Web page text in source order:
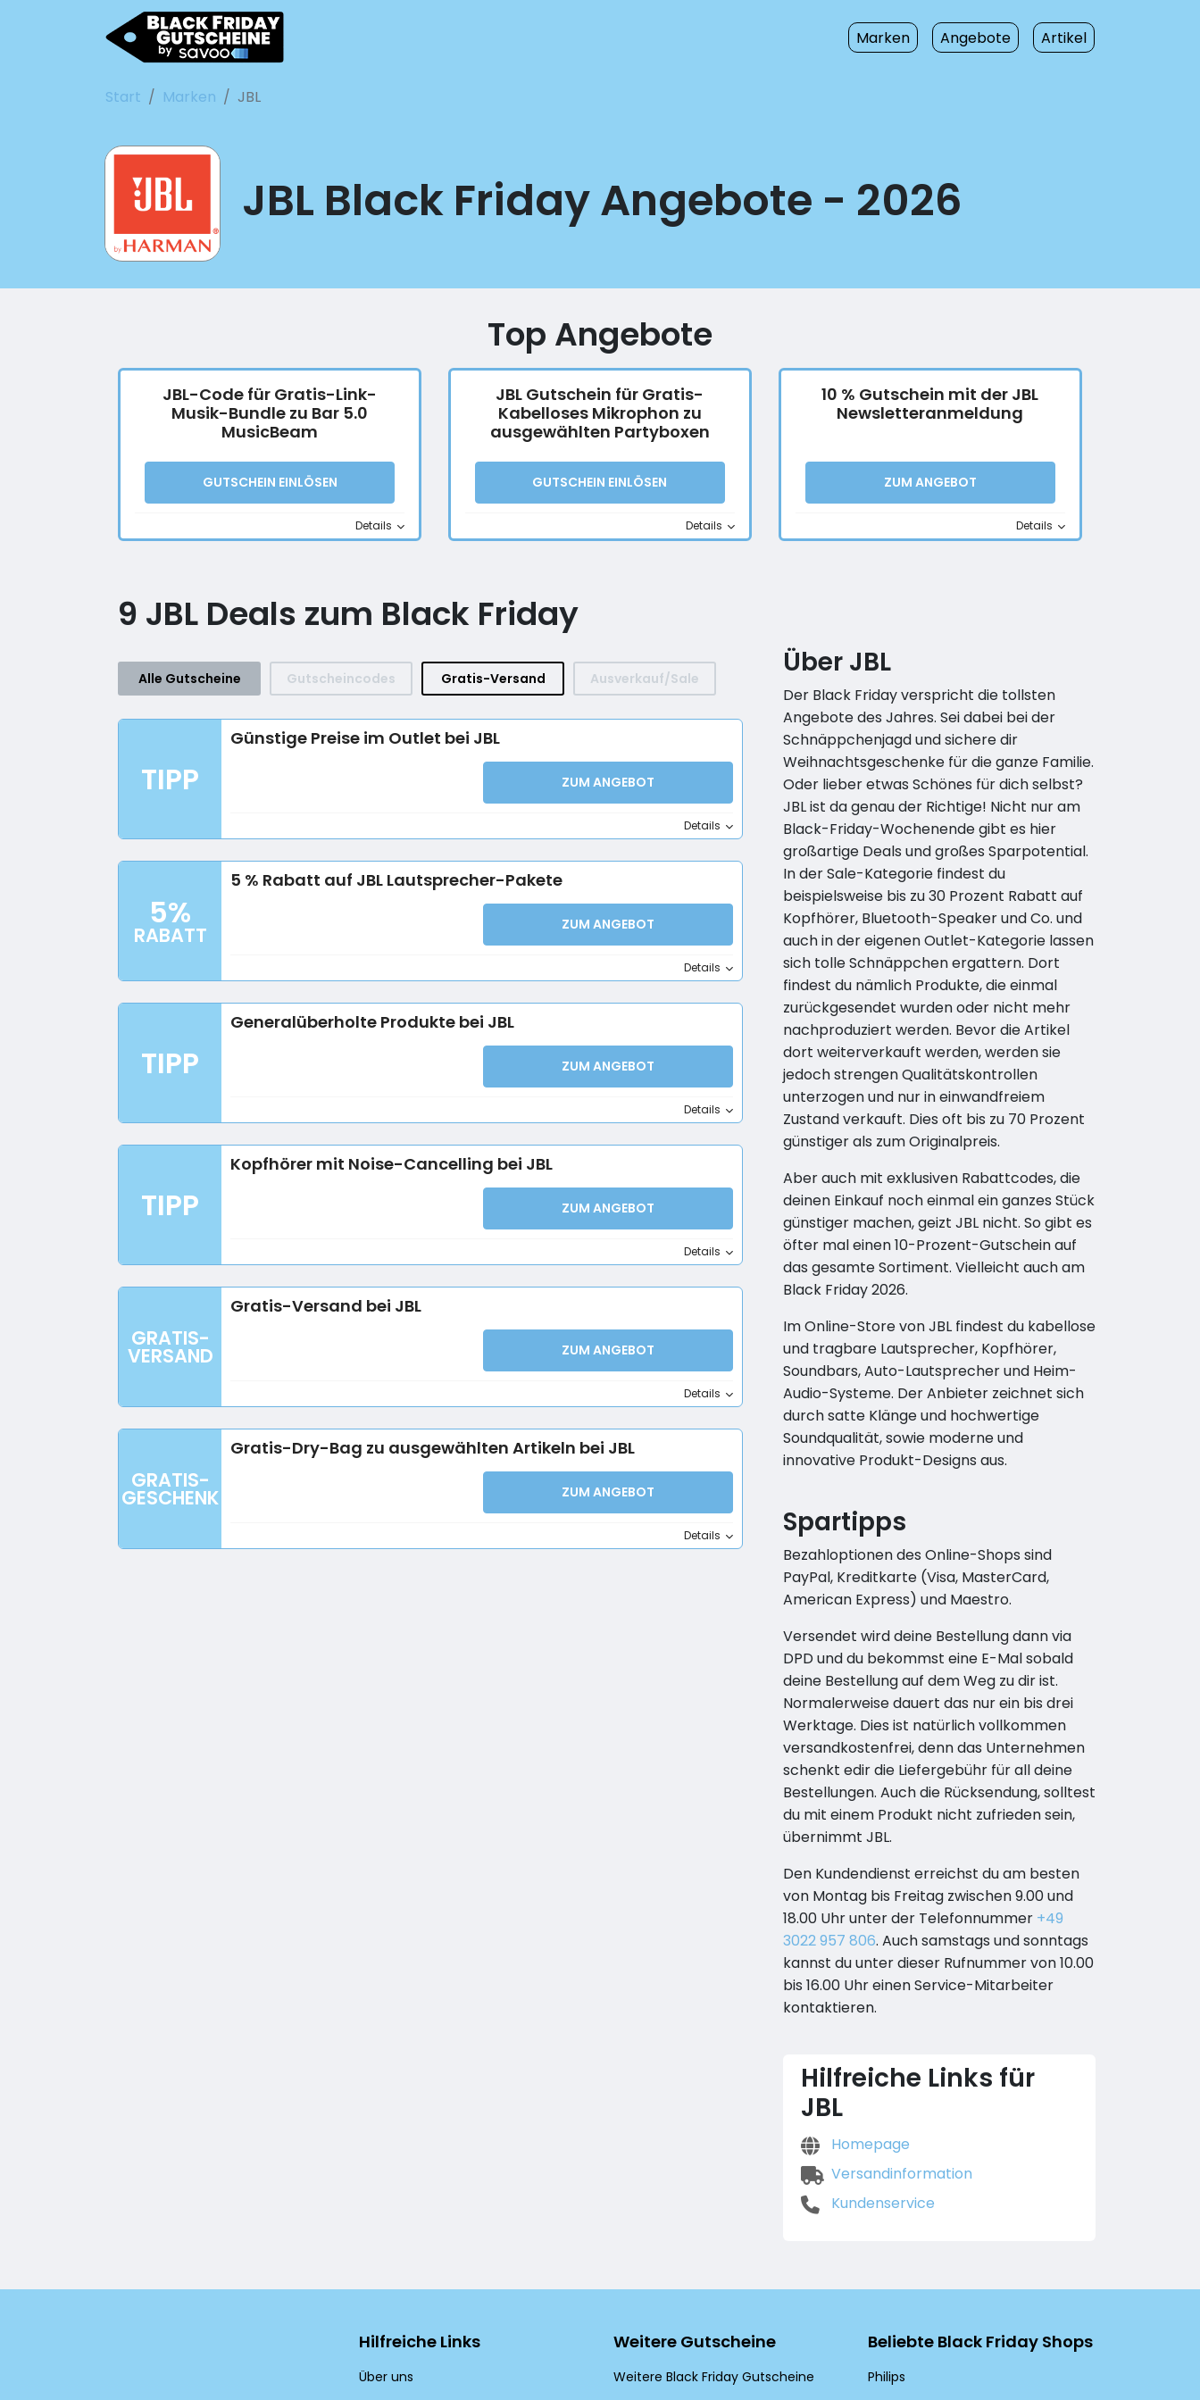
Marken Angebote Artikel
Start Marken JBL
JBL Black Friday Angebote - 2026
Top Angebote
JBL-Code für Gratis-Link-
Musik-Bundle zu Bar 5.0
MusicBeam
GUTSCHEIN EINLÖSEN
Details
JBL Gutschein für Gratis-
Kabelloses Mikrophon zu
ausgewählten Partyboxen
GUTSCHEIN EINLÖSEN
Details
10 % Gutschein mit der JBL
Newsletteranmeldung
ZUM ANGEBOT
Details
9 JBL Deals zum Black Friday
Alle Gutscheine Gutscheincodes Gratis-Versand Ausverkauf/Sale
TIPP
Günstige Preise im Outlet bei JBL
ZUM ANGEBOT
Details
5%
RABATT
5 % Rabatt auf JBL Lautsprecher-Pakete
ZUM ANGEBOT
Details
TIPP
Generalüberholte Produkte bei JBL
ZUM ANGEBOT
Details
TIPP
Kopfhörer mit Noise-Cancelling bei JBL
ZUM ANGEBOT
Details
GRATIS-
VERSAND
Gratis-Versand bei JBL
ZUM ANGEBOT
Details
GRATIS-
GESCHENK
Gratis-Dry-Bag zu ausgewählten Artikeln bei JBL
ZUM ANGEBOT
Details
Über JBL
Der Black Friday verspricht die tollsten
Angebote des Jahres. Sei dabei bei der
Schnäppchenjagd und sichere dir
Weihnachtsgeschenke für die ganze Familie.
Oder lieber etwas Schönes für dich selbst?
JBL ist da genau der Richtige! Nicht nur am
Black-Friday-Wochenende gibt es hier
großartige Deals und großes Sparpotential.
In der Sale-Kategorie findest du
beispielsweise bis zu 30 Prozent Rabatt auf
Kopfhörer, Bluetooth-Speaker und Co. und
auch in der eigenen Outlet-Kategorie lassen
sich tolle Schnäppchen ergattern. Dort
findest du nämlich Produkte, die einmal
zurückgesendet wurden oder nicht mehr
nachproduziert werden. Bevor die Artikel
dort weiterverkauft werden, werden sie
jedoch strengen Qualitätskontrollen
unterzogen und nur in einwandfreiem
Zustand verkauft. Dies oft bis zu 70 Prozent
günstiger als zum Originalpreis.
Aber auch mit exklusiven Rabattcodes, die
deinen Einkauf noch einmal ein ganzes Stück
günstiger machen, geizt JBL nicht. So gibt es
öfter mal einen 10-Prozent-Gutschein auf
das gesamte Sortiment. Vielleicht auch am
Black Friday 2026.
Im Online-Store von JBL findest du kabellose
und tragbare Lautsprecher, Kopfhörer,
Soundbars, Auto-Lautsprecher und Heim-
Audio-Systeme. Der Anbieter zeichnet sich
durch satte Klänge und hochwertige
Soundqualität, sowie moderne und
innovative Produkt-Designs aus.
Spartipps
Bezahloptionen des Online-Shops sind
PayPal, Kreditkarte (Visa, MasterCard,
American Express) und Maestro.
Versendet wird deine Bestellung dann via
DPD und du bekommst eine E-Mal sobald
deine Bestellung auf dem Weg zu dir ist.
Normalerweise dauert das nur ein bis drei
Werktage. Dies ist natürlich vollkommen
versandkostenfrei, denn das Unternehmen
schenkt edir die Liefergebühr für all deine
Bestellungen. Auch die Rücksendung, solltest
du mit einem Produkt nicht zufrieden sein,
übernimmt JBL.
Den Kundendienst erreichst du am besten
von Montag bis Freitag zwischen 9.00 und
18.00 Uhr unter der Telefonnummer +49
3022 957 806. Auch samstags und sonntags
kannst du unter dieser Rufnummer von 10.00
bis 16.00 Uhr einen Service-Mitarbeiter
kontaktieren.
Hilfreiche Links für
JBL
Homepage
Versandinformation
Kundenservice
Hilfreiche Links
Über uns
Weitere Gutscheine
Weitere Black Friday Gutscheine
Beliebte Black Friday Shops
Philips